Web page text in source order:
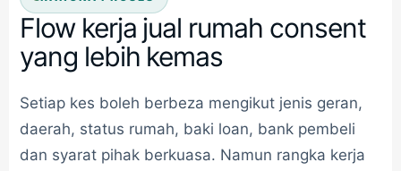
Flow kerja jual rumah consent
yang lebih kemas
Setiap kes boleh berbeza mengikut jenis geran,
daerah, status rumah, baki loan, bank pembeli
dan syarat pihak berkuasa. Namun rangka kerja